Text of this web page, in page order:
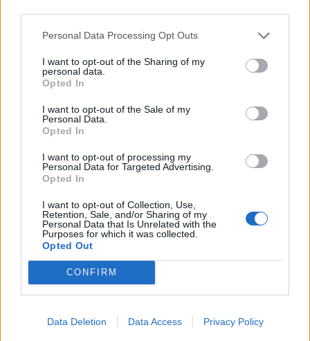
Personal Data Processing Opt Outs
I want to opt-out of the Sharing of my
personal data.
Opted In
I want to opt-out of the Sale of my
Personal Data.
Opted In
I want to opt-out of processing my
Personal Data for Targeted Advertising.
Opted In
I want to opt-out of Collection, Use,
Retention, Sale, and/or Sharing of my
Personal Data that Is Unrelated with the
Purposes for which it was collected.
Opted Out
CONFIRM
Data Deletion Data Access Privacy Policy